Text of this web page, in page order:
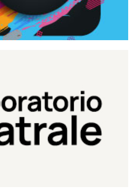
Teatrale
del Teatro Eduardo de Filippo
Continua